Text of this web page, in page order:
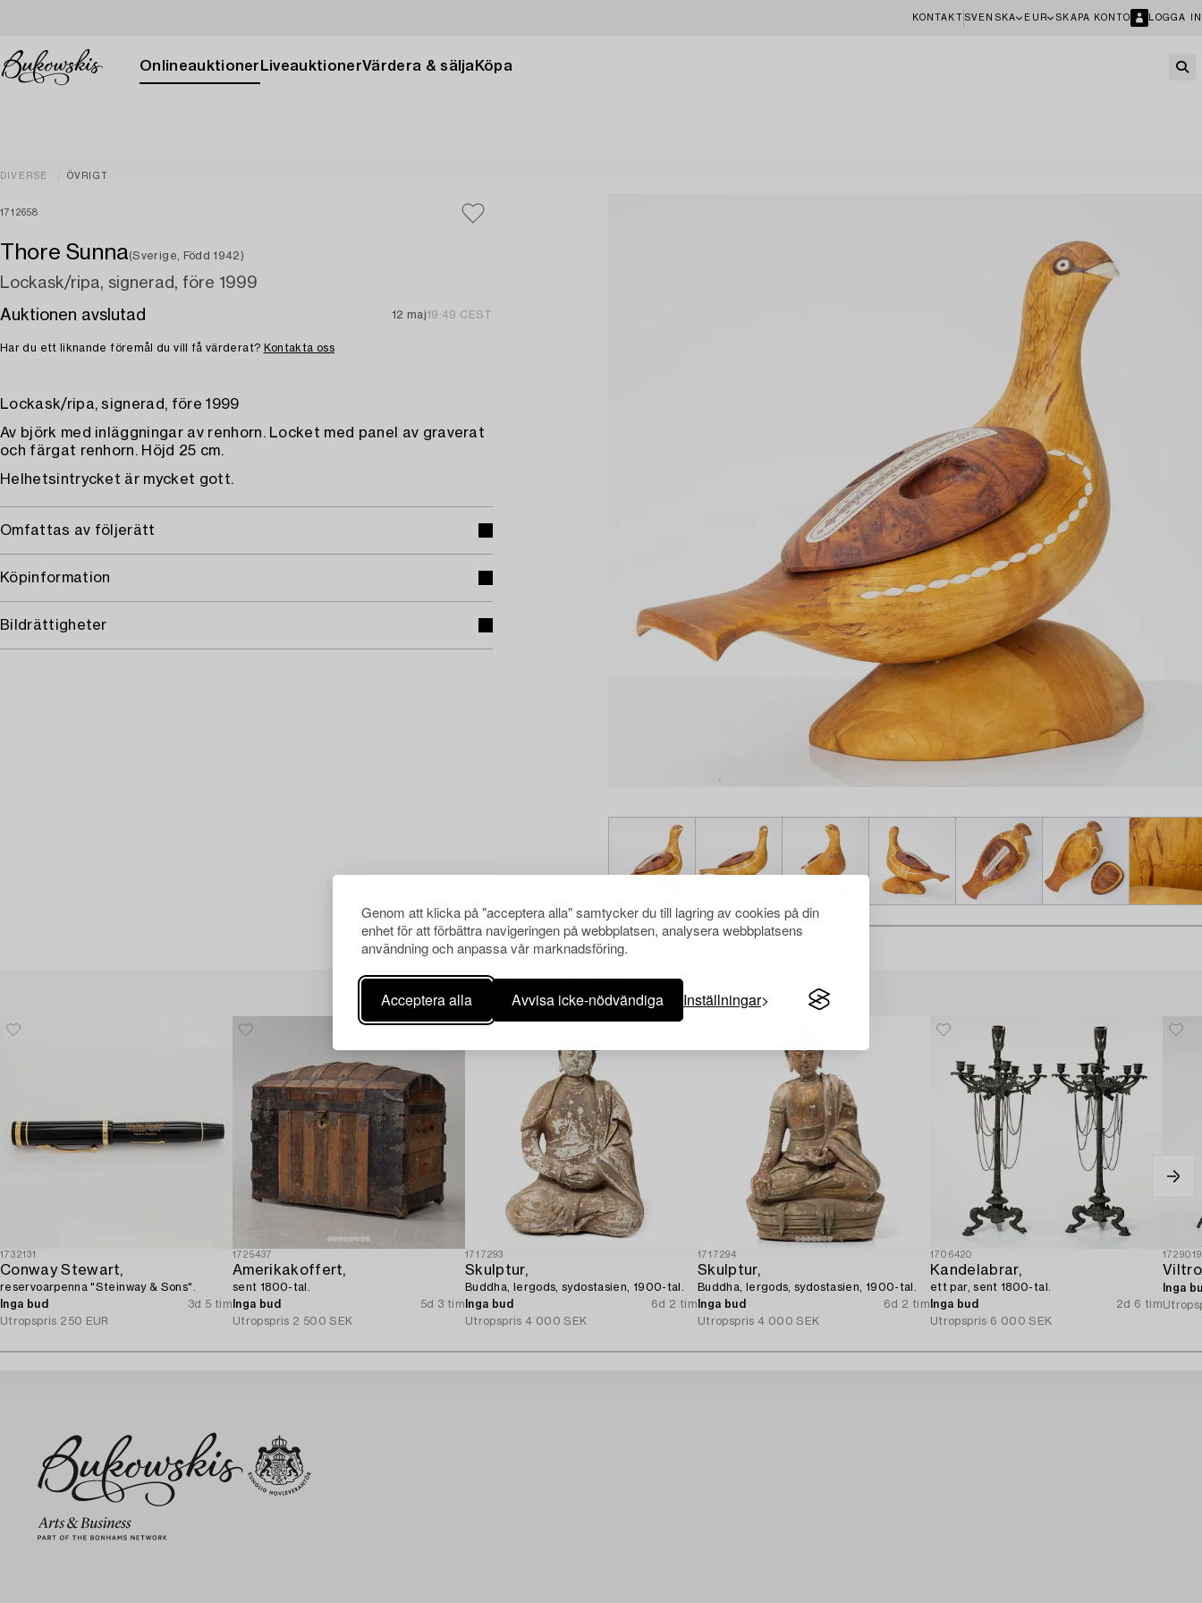
Genom att klicka på "acceptera alla" samtycker du till lagring av cookies på din
enhet för att förbättra navigeringen på webbplatsen, analysera webbplatsens
användning och anpassa vår marknadsföring.
Acceptera alla Avvisa icke-nödvändiga Inställningar
KONTAKT SVENSKA EUR SKAPA KONTO LOGGA IN
Onlineauktioner LiveauktionerVärdera & sälja Köpa
DIVERSE ÖVRIGT
1712658
Thore Sunna(Sverige, Född 1942)
Lockask/ripa, signerad, före 1999
Auktionen avslutad
12 maj19:49 CEST
Har du ett liknande föremål du vill få värderat? Kontakta oss
Lockask/ripa, signerad, före 1999
Av björk med inläggningar av renhorn. Locket med panel av graverat
och färgat renhorn. Höjd 25 cm.
Helhetsintrycket är mycket gott.
Omfattas av följerätt
Köpinformation
Bildrättigheter
Andra har även tittat på
1732131
Conway Stewart,
reservoarpenna "Steinway & Sons".
Inga bud
3d 5 tim
Utropspris 250 EUR
1725437
Amerikakoffert,
sent 1800-tal.
Inga bud
5d 3 tim
Utropspris 2 500 SEK
1717293
Skulptur,
Buddha, lergods, sydostasien, 1900-tal.
Inga bud
6d 2 tim
Utropspris 4 000 SEK
1717294
Skulptur,
Buddha, lergods, sydostasien, 1900-tal.
Inga bud
6d 2 tim
Utropspris 4 000 SEK
1706420
Kandelabrar,
ett par, sent 1800-tal.
Inga bud
2d 6 tim
Utropspris 6 000 SEK
1729019
Inga